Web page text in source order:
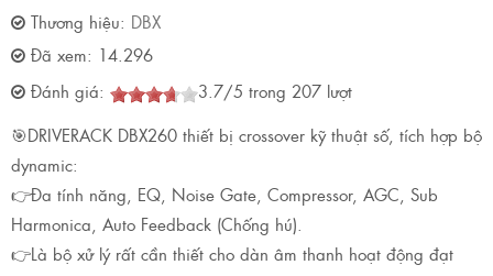
Thương hiệu: DBX
Đã xem: 14.296
Đánh giá:
3.7/5 trong 207 lượt
🎯DRIVERACK DBX260 thiết bị crossover kỹ thuật số, tích hợp bộ
dynamic:
👉Đa tính năng, EQ, Noise Gate, Compressor, AGC, Sub
Harmonica, Auto Feedback (Chống hú).
👉Là bộ xử lý rất cần thiết cho dàn âm thanh hoạt động đạt